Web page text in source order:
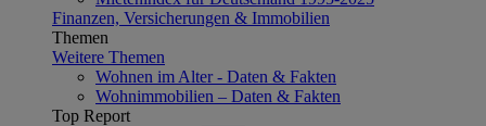
Finanzen, Versicherungen & Immobilien
Themen
Weitere Themen
Wohnen im Alter - Daten & Fakten
Wohnimmobilien – Daten & Fakten
Top Report